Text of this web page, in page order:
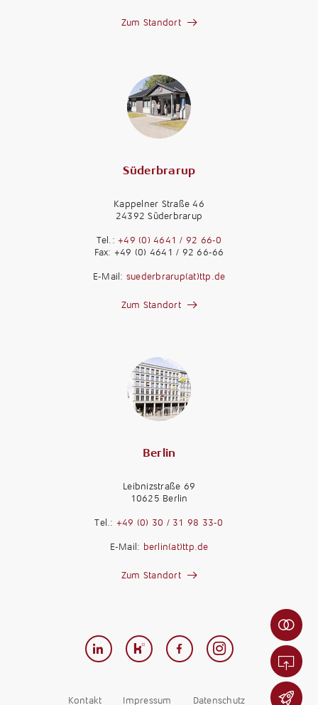
Zum Standort
Süderbrarup
Kappelner Straße 46
24392 Süderbrarup
Tel.: +49 (0) 4641 / 92 66-0
Fax: +49 (0) 4641 / 92 66-66
E-Mail: suederbrarup(at)ttp.de
Zum Standort
Berlin
Leibnizstraße 69
10625 Berlin
Tel.: +49 (0) 30 / 31 98 33-0
E-Mail: berlin(at)ttp.de
Zum Standort
Kontakt Impressum Datenschutz
n
t
w
e
r
d
e
n
-
F
e
r
n
a
r
r
i
e